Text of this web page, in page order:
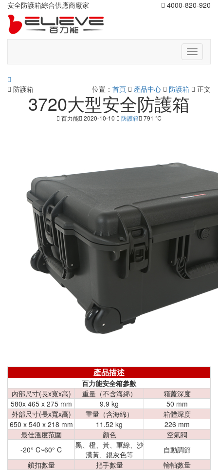
4000-820-920
安全防護箱綜合供應商廠家
切
換
位置： 首頁 產品中心 防護箱 正文
防護箱
3720大型安全防護箱
百力能 2020-10-10 防護箱 791 ℃
產品描述
百力能安全箱參數
內部尺寸(長x寬x高)
重量（不含海綿）
箱蓋深度
580x 465 x 275 mm
9.9 kg
50 mm
外部尺寸(長x寬x高)
重量（含海綿）
箱體深度
650 x 540 x 218 mm
11.52 kg
226 mm
最佳溫度范圍
顏色
空氣閥
-20° C~60° C
黑、橙、黃、軍綠、沙
漠黃、銀灰色等
自動調節
鎖扣數量
把手數量
輪軸數量